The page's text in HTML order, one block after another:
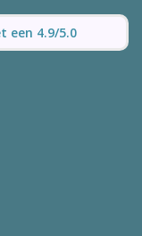
een 4.9/5.0